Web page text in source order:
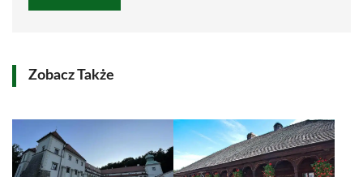
Zobacz Także